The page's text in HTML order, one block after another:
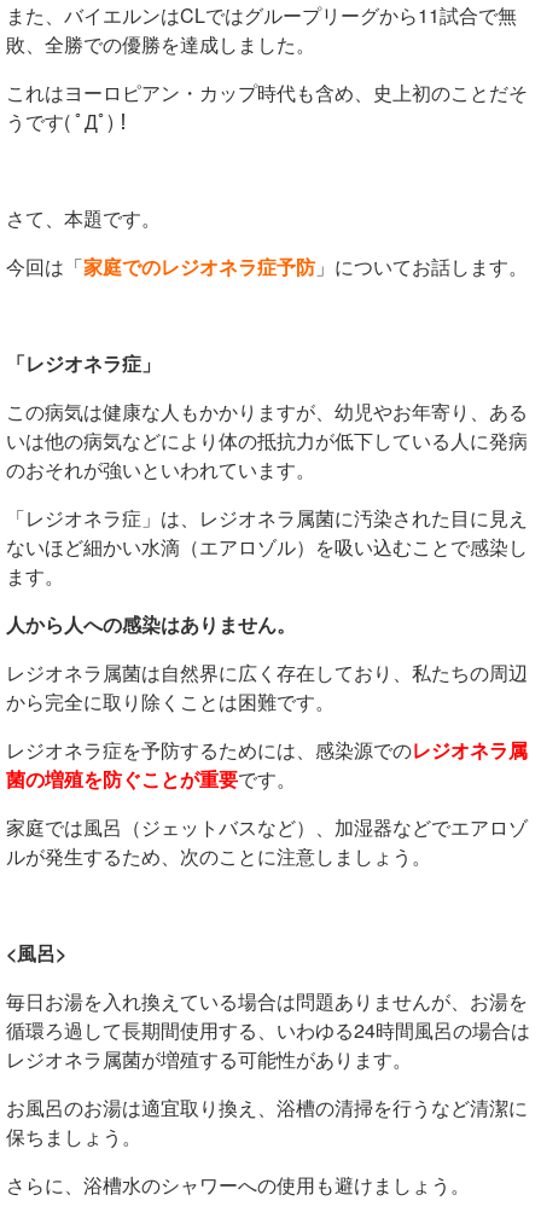
また、バイエルンはCLではグループリーグから11試合で無
敗、全勝での優勝を達成しました。
これはヨーロピアン・カップ時代も含め、史上初のことだそ
うです( ﾟДﾟ)！
さて、本題です。
今回は「家庭でのレジオネラ症予防」についてお話します。
「レジオネラ症」
この病気は健康な人もかかりますが、 幼児やお年寄り、ある
いは他の病気などにより体の抵抗力が低下している人に発病
のおそれが強いといわれています。
「レジオネラ症」は、レジオネラ属菌に汚染された目に見え
ないほど細かい水滴（エアロゾル）を吸い込むことで感染し
ます。
人から人への感染はありません。
レジオネラ属菌は自然界に広く存在しており、私たちの周辺
から完全に取り除くことは困難です。
レジオネラ症を予防するためには、感染源でのレジオネラ属
菌の増殖を防ぐことが重要です。
家庭では風呂（ジェットバスなど）、加湿器などでエアロゾ
ルが発生するため、 次のことに注意しましょう。
<風呂>
毎日お湯を入れ換えている場合は問題ありませんが、お湯を
循環ろ過して長期間使用する、 いわゆる24時間風呂の場合は
レジオネラ属菌が増殖する可能性があります。
お風呂のお湯は適宜取り換え、浴槽の清掃を行うなど清潔に
保ちましょう。
さらに、浴槽水のシャワーへの使用も避けましょう。